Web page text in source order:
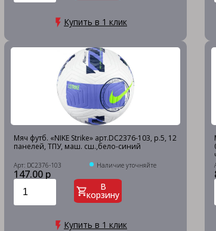
Купить в 1 клик
Мяч футб. «NIKE Strike» арт.DC2376-103, р.5, 12
панелей, ТПУ, маш. сш.,бело-синий
Арт: DC2376-103 Наличие уточняйте
147.00 р
В
корзину
Купить в 1 клик